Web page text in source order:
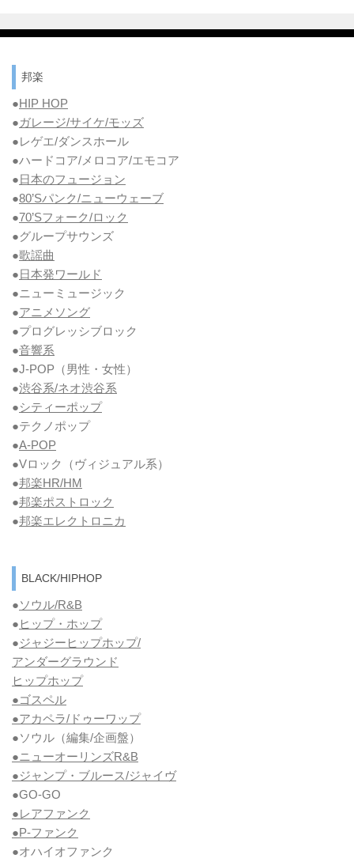
邦楽
●HIP HOP
●ガレージ/サイケ/モッズ
●レゲエ/ダンスホール
●ハードコア/メロコア/エモコア
●日本のフュージョン
●80’Sパンク/ニューウェーブ
●70’Sフォーク/ロック
●グループサウンズ
●歌謡曲
●日本発ワールド
●ニューミュージック
●アニメソング
●プログレッシブロック
●音響系
●J-POP（男性・女性）
●渋谷系/ネオ渋谷系
●シティーポップ
●テクノポップ
●A-POP
●Vロック
（ヴィジュアル系）
●邦楽HR/HM
●邦楽ポストロック
●邦楽エレクトロニカ
BLACK/HIPHOP
●ソウル/R&B
● ヒップ・ホップ
●ジャジーヒップホップ/
アンダーグラウンド
ヒップホップ
●ゴスペル
●アカペラ/ドゥーワップ
●ソウル （編集/企画盤）
●ニューオーリンズR&B
●ジャンプ・ブルース/ジャイヴ
●GO-GO
●レアファンク
●P-ファンク
●オハイオファンク